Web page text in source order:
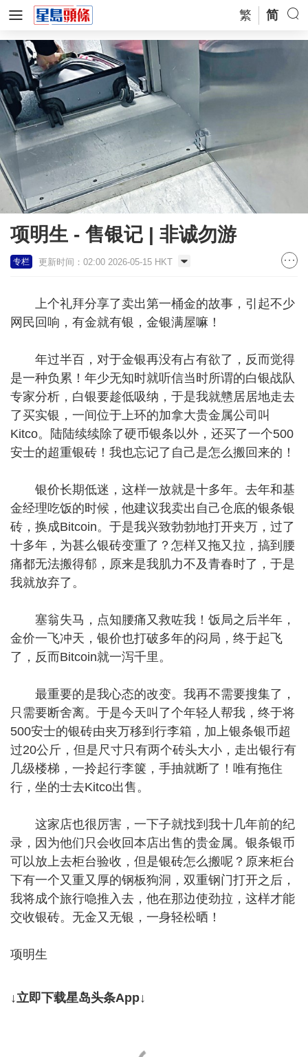
繁 简
项明生 - 售银记 | 非诚勿游
专栏 更新时间：02:00 2026-05-15 HKT
上个礼拜分享了卖出第一桶金的故事，引起不少
网民回响，有金就有银，金银满屋嘛！
年过半百，对于金银再没有占有欲了，反而觉得
是一种负累！年少无知时就听信当时所谓的白银战队
专家分析，白银要趁低吸纳，于是我就戆居居地走去
了买实银，一间位于上环的加拿大贵金属公司叫
Kitco。陆陆续续除了硬币银条以外，还买了一个500
安士的超重银砖！我也忘记了自己是怎么搬回来的！
银价长期低迷，这样一放就是十多年。去年和基
金经理吃饭的时候，他建议我卖出自己仓底的银条银
砖，换成Bitcoin。于是我兴致勃勃地打开夹万，过了
十多年，为甚么银砖变重了？怎样又拖又拉，搞到腰
痛都无法搬得郁，原来是我肌力不及青春时了，于是
我就放弃了。
塞翁失马，点知腰痛又救咗我！饭局之后半年，
金价一飞冲天，银价也打破多年的闷局，终于起飞
了，反而Bitcoin就一泻千里。
最重要的是我心态的改变。我再不需要搜集了，
只需要断舍离。于是今天叫了个年轻人帮我，终于将
500安士的银砖由夹万移到行李箱，加上银条银币超
过20公斤，但是尺寸只有两个砖头大小，走出银行有
几级楼梯，一拎起行李箧，手抽就断了！唯有拖住
行，坐的士去Kitco出售。
这家店也很厉害，一下子就找到我十几年前的纪
录，因为他们只会收回本店出售的贵金属。银条银币
可以放上去柜台验收，但是银砖怎么搬呢？原来柜台
下有一个又重又厚的钢板狗洞，双重钢门打开之后，
我将成个旅行喼推入去，他在那边使劲拉，这样才能
交收银砖。无金又无银，一身轻松晒！
项明生
↓立即下载星岛头条App↓